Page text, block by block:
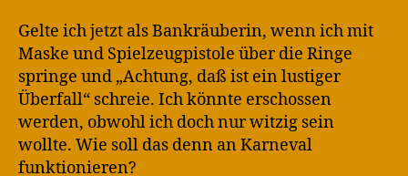
Gelte ich jetzt als Bankräuberin, wenn ich mit
Maske und Spielzeugpistole über die Ringe
springe und „Achtung, daß ist ein lustiger
Überfall“ schreie. Ich könnte erschossen
werden, obwohl ich doch nur witzig sein
wollte. Wie soll das denn an Karneval
funktionieren?